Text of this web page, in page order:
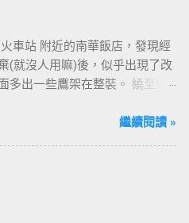
車站 附近的南華飯店，發現經
(就沒人用嘛)後，似乎出現了改
多出一些鷹架在整裝。 繞至側
一個聚餐旅遊的好去處囉!!但今
者們追蹤其動態消息，請各位
的來臨吧！ 南華飯店施工中現
繼續閱讀 »